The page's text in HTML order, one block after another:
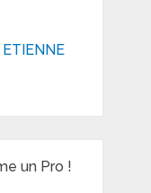
un Pro !